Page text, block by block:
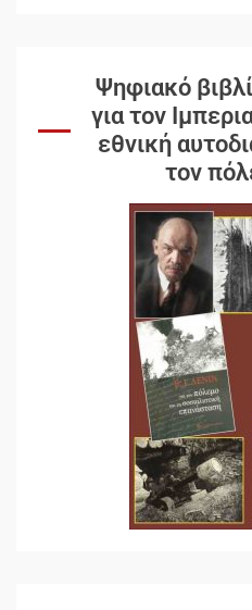
Ψηφιακό
για τον
εθνική
τον